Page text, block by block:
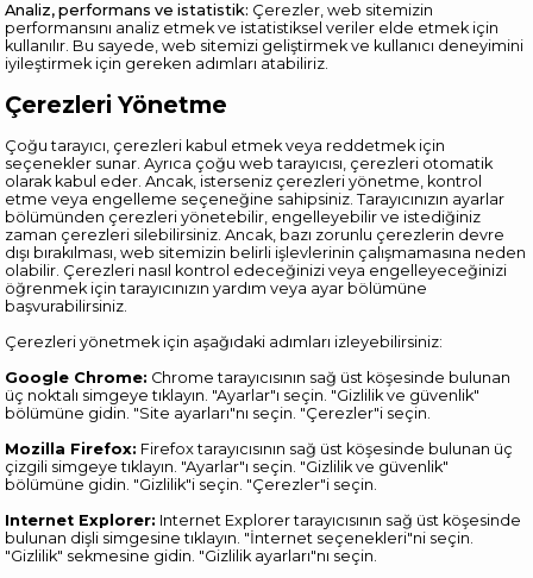
Analiz, performans ve istatistik: Çerezler, web sitemizin
performansını analiz etmek ve istatistiksel veriler elde etmek için
kullanılır. Bu sayede, web sitemizi geliştirmek ve kullanıcı deneyimini
iyileştirmek için gereken adımları atabiliriz.
Çerezleri Yönetme
Çoğu tarayıcı, çerezleri kabul etmek veya reddetmek için
seçenekler sunar. Ayrıca çoğu web tarayıcısı, çerezleri otomatik
olarak kabul eder. Ancak, isterseniz çerezleri yönetme, kontrol
etme veya engelleme seçeneğine sahipsiniz. Tarayıcınızın ayarlar
bölümünden çerezleri yönetebilir, engelleyebilir ve istediğiniz
zaman çerezleri silebilirsiniz. Ancak, bazı zorunlu çerezlerin devre
dışı bırakılması, web sitemizin belirli işlevlerinin çalışmamasına neden
olabilir. Çerezleri nasıl kontrol edeceğinizi veya engelleyeceğinizi
öğrenmek için tarayıcınızın yardım veya ayar bölümüne
başvurabilirsiniz.
Çerezleri yönetmek için aşağıdaki adımları izleyebilirsiniz:
Google Chrome: Chrome tarayıcısının sağ üst köşesinde bulunan
üç noktalı simgeye tıklayın. "Ayarlar"ı seçin. "Gizlilik ve güvenlik"
bölümüne gidin. "Site ayarları"nı seçin. "Çerezler"i seçin.
Mozilla Firefox: Firefox tarayıcısının sağ üst köşesinde bulunan üç
çizgili simgeye tıklayın. "Ayarlar"ı seçin. "Gizlilik ve güvenlik"
bölümüne gidin. "Gizlilik"i seçin. "Çerezler"i seçin.
Internet Explorer: Internet Explorer tarayıcısının sağ üst köşesinde
bulunan dişli simgesine tıklayın. "İnternet seçenekleri"ni seçin.
"Gizlilik" sekmesine gidin. "Gizlilik ayarları"nı seçin.